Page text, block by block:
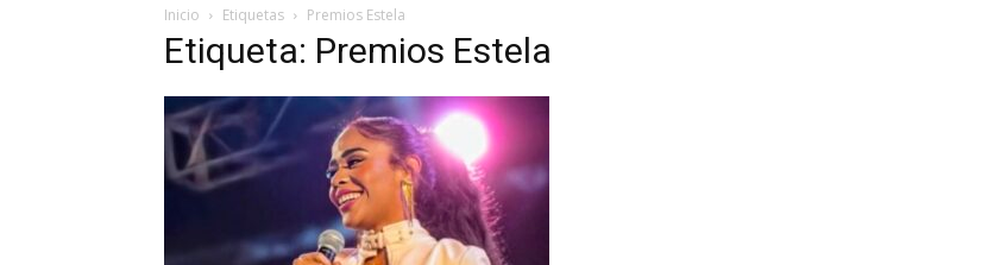
Inicio Etiquetas Premios Estela
Etiqueta: Premios Estela